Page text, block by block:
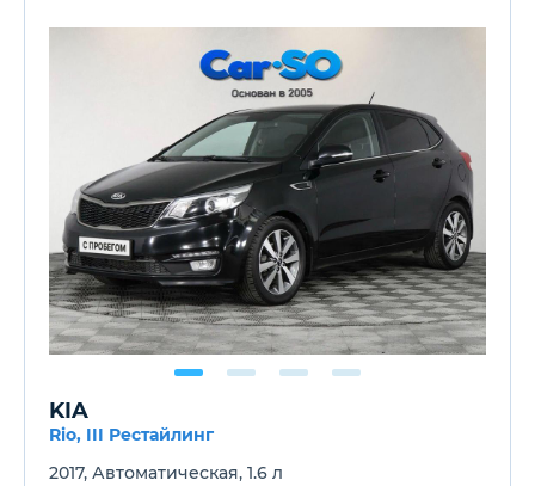
KIA
Rio, III Рестайлинг
2017, Автоматическая, 1.6 л